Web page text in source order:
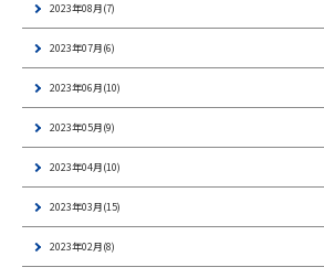
2023年08月(7)
2023年07月(6)
2023年06月(10)
2023年05月(9)
2023年04月(10)
2023年03月(15)
2023年02月(8)